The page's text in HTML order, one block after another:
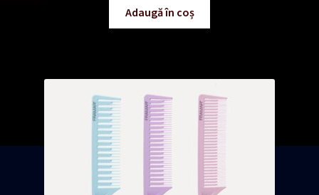
Adaugă în coș